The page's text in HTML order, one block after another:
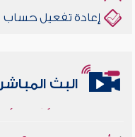
إعادة تفعيل حساب
البث المباشر
أخلاقنا أصالة ومعاصرة